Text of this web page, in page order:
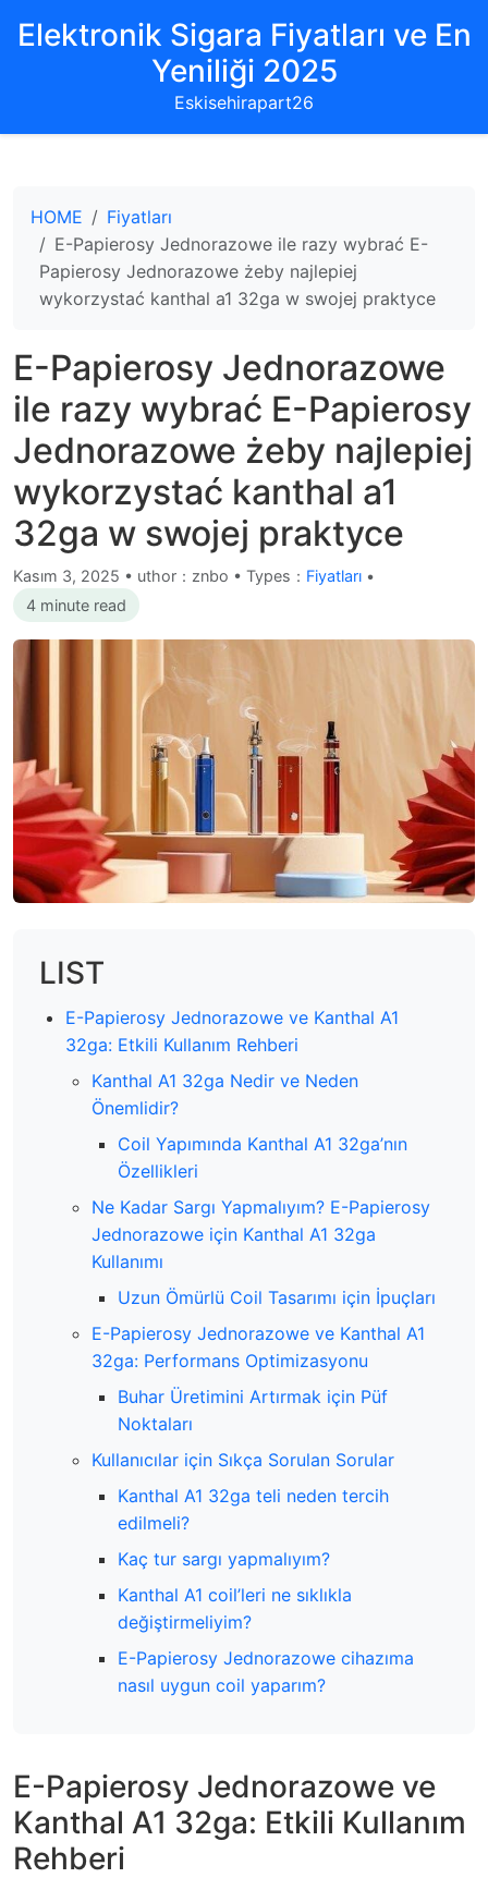
Elektronik Sigara Fiyatları ve En
Yeniliği 2025
Eskisehirapart26
HOME
Fiyatları
E-Papierosy Jednorazowe ile razy wybrać E-
Papierosy Jednorazowe żeby najlepiej
wykorzystać kanthal a1 32ga w swojej praktyce
E-Papierosy Jednorazowe
ile razy wybrać E-Papierosy
Jednorazowe żeby najlepiej
wykorzystać kanthal a1
32ga w swojej praktyce
Kasım 3, 2025 • uthor：znbo • Types： Fiyatları •
4 minute read
LIST
E-Papierosy Jednorazowe ve Kanthal A1
32ga: Etkili Kullanım Rehberi
Kanthal A1 32ga Nedir ve Neden
Önemlidir?
Coil Yapımında Kanthal A1 32ga’nın
Özellikleri
Ne Kadar Sargı Yapmalıyım? E-Papierosy
Jednorazowe için Kanthal A1 32ga
Kullanımı
Uzun Ömürlü Coil Tasarımı için İpuçları
E-Papierosy Jednorazowe ve Kanthal A1
32ga: Performans Optimizasyonu
Buhar Üretimini Artırmak için Püf
Noktaları
Kullanıcılar için Sıkça Sorulan Sorular
Kanthal A1 32ga teli neden tercih
edilmeli?
Kaç tur sargı yapmalıyım?
Kanthal A1 coil’leri ne sıklıkla
değiştirmeliyim?
E-Papierosy Jednorazowe cihazıma
nasıl uygun coil yaparım?
E-Papierosy Jednorazowe ve
Kanthal A1 32ga: Etkili Kullanım
Rehberi